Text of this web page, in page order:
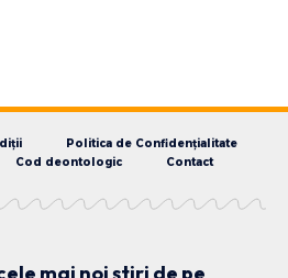
Politica de Confidențialitate
Cod deontologic Contact
mai noi știri de pe